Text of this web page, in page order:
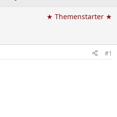
★ Themenstarter ★
#1